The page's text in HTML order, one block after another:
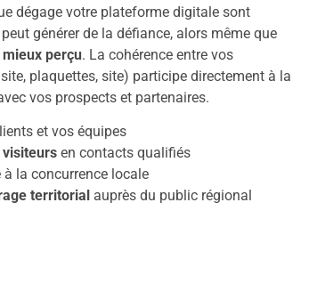
dégage votre plateforme digitale sont
générer de la défiance, alors même que
perçu. La cohérence entre vos
plaquettes, site) participe directement à la
vos prospects et partenaires.
et vos équipes
visiteurs en contacts qualifiés
à la concurrence locale
territorial auprès du public régional